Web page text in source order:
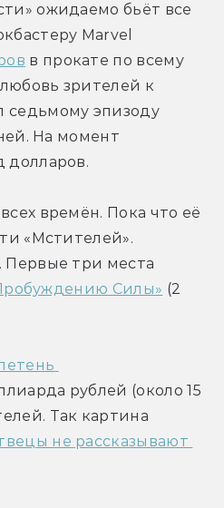
ожидаемо бьёт все
Marvel
в прокате по всему
зрителей к
седьмому эпизоду
На момент
долларов.
времён. Пока что её
«Мстителей».
Первые три места
Силы» (2
рублей (около 15
Так картина
не рассказывают